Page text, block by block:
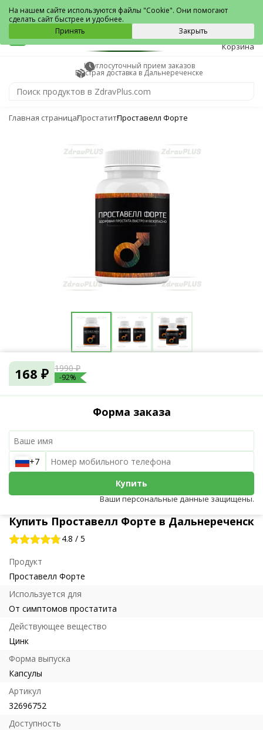
Дальнереченск
0
Корзина
Круглосуточный прием заказов
Быстрая доставка в Дальнереченске
Главная страницаПростатитПроставелл Форте
Купить Проставелл Форте в Дальнереченск
4.8 / 5
Продукт
Проставелл Форте
Используется для
От симптомов простатита
Действующее вещество
Цинк
Форма выпуска
Капсулы
Артикул
32696752
Доступность
168 ₽ 1990 ₽
-92%
Форма заказа
+7
Купить
Ваши персональные данные защищены.
На нашем сайте используются файлы "Cookie". Они помогают
сделать сайт быстрее и удобнее.
Принять
Закрыть